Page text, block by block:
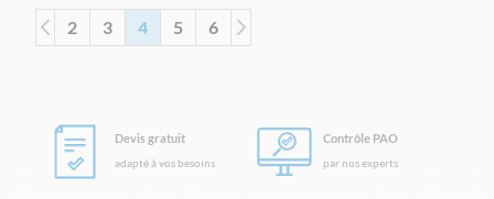
Page
Page
Précédent
Page
2 Page
3 Vous lisez actuellement la page
4 Page
5 Page
6
Devis gratuit
adapté à vos besoins
Contrôle PAO
par nos experts